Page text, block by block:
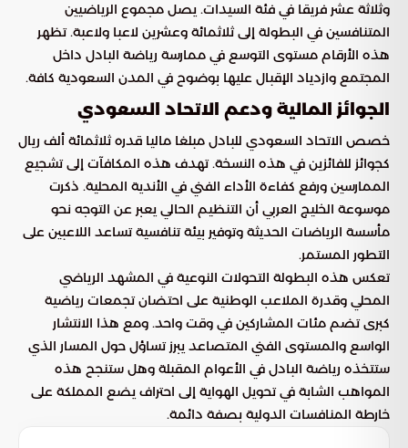
وثلاثة عشر فريقا في فئة السيدات. يصل مجموع الرياضيين
المتنافسين في البطولة إلى ثلاثمائة وعشرين لاعبا ولاعبة. تظهر
هذه الأرقام مستوى التوسع في ممارسة رياضة البادل داخل
المجتمع وازدياد الإقبال عليها بوضوح في المدن السعودية كافة.
الجوائز المالية ودعم الاتحاد السعودي
خصص الاتحاد السعودي للبادل مبلغا ماليا قدره ثلاثمائة ألف ريال
كجوائز للفائزين في هذه النسخة. تهدف هذه المكافآت إلى تشجيع
الممارسين ورفع كفاءة الأداء الفني في الأندية المحلية. ذكرت
موسوعة الخليج العربي أن التنظيم الحالي يعبر عن التوجه نحو
مأسسة الرياضات الحديثة وتوفير بيئة تنافسية تساعد اللاعبين على
التطور المستمر.
تعكس هذه البطولة التحولات النوعية في المشهد الرياضي
المحلي وقدرة الملاعب الوطنية على احتضان تجمعات رياضية
كبرى تضم مئات المشاركين في وقت واحد. ومع هذا الانتشار
الواسع والمستوى الفني المتصاعد يبرز تساؤل حول المسار الذي
ستتخذه رياضة البادل في الأعوام المقبلة وهل ستنجح هذه
المواهب الشابة في تحويل الهواية إلى احتراف يضع المملكة على
خارطة المنافسات الدولية بصفة دائمة.